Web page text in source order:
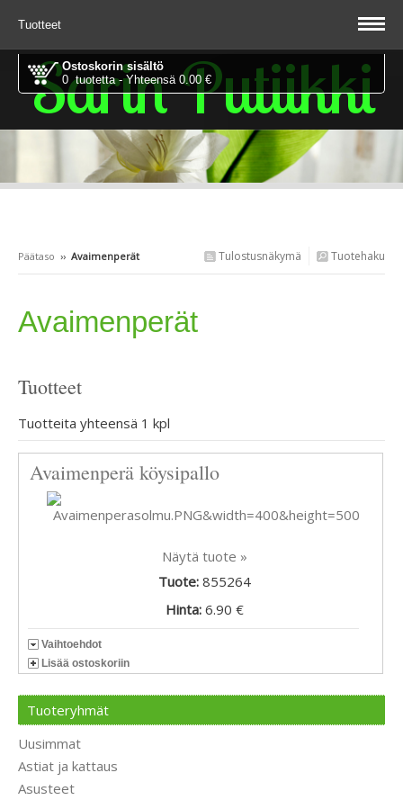
Tuotteet
Ostoskorin sisältö
0 tuotetta - Yhteensä 0.00 €
Sarin Putiikki
Tuotehaku
Tulostusnäkymä
Päätaso ›› Avaimenperät
Avaimenperät
Tuotteet
Tuotteita yhteensä 1 kpl
Avaimenperä köysipallo
Näytä tuote »
Tuote: 855264
Hinta: 6.90 €
Vaihtoehdot
Lisää ostoskoriin
Tuoteryhmät
Uusimmat
Astiat ja kattaus
Asusteet